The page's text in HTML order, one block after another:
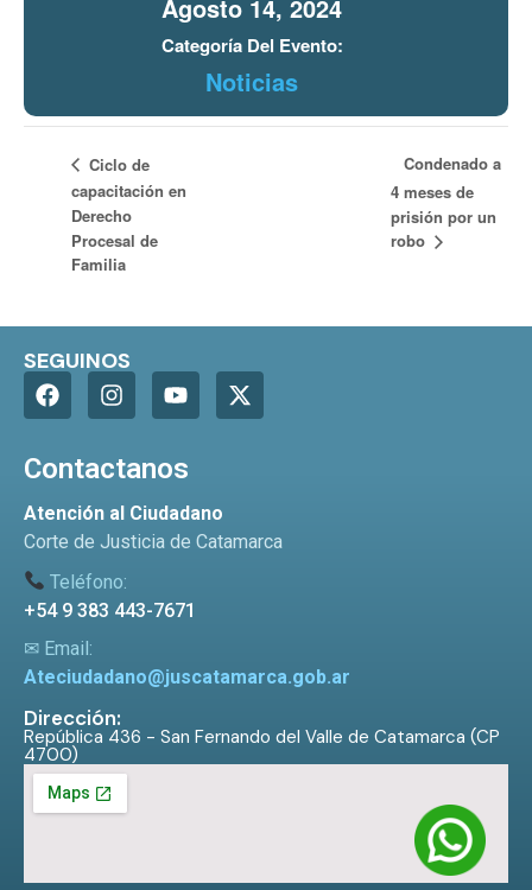
Agosto 14, 2024
Categoría Del Evento:
Noticias
Ciclo de
capacitación en
Derecho
Procesal de
Familia
Condenado a
4 meses de
prisión por un
robo
SEGUINOS
Contactanos
Atención al Ciudadano
Corte de Justicia de Catamarca
Teléfono:
+54 9 383 443-7671
✉ Email:
Ateciudadano@juscatamarca.gob.ar
Dirección:
República 436 - San Fernando del Valle de Catamarca (CP
4700)